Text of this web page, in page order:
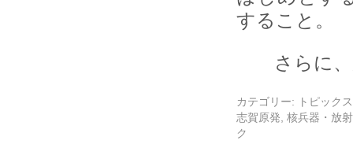
すること。
さらに、
カテゴリー:
トピックス
志賀原発 核兵器・放
ク